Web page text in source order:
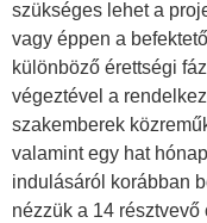
szükséges lehet a
vagy éppen a
különböző érettségi
végeztével a
szakemberek
valamint egy hat
indulásáról korábban
nézzük a 14